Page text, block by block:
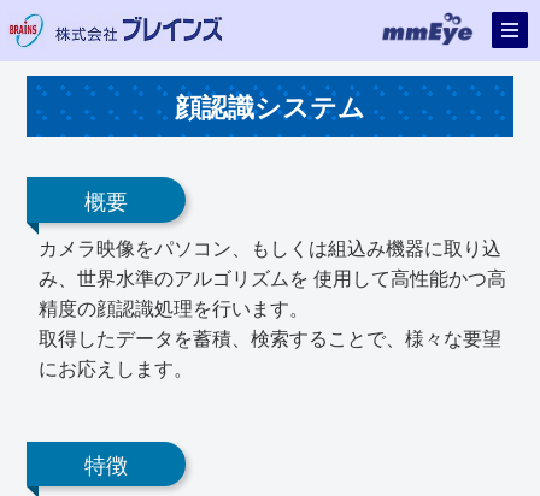
顔認識システム
概要
カメラ映像をパソコン、もしくは組込み機器に取り込
み、世界水準のアルゴリズムを 使用して高性能かつ高
精度の顔認識処理を行います。
取得したデータを蓄積、検索することで、様々な要望
にお応えします。
特徴